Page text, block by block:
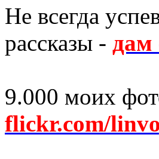
Не всегда
рассказы - дам
9.000 моих
flickr.com/